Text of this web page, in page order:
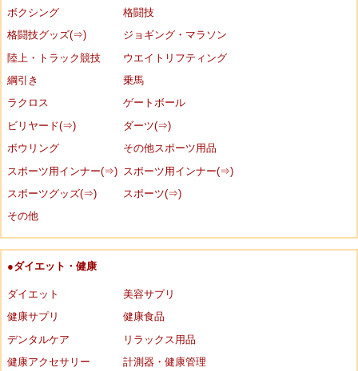
ボクシング
格闘技
格闘技グッズ(⇒)
ジョギング・マラソン
陸上・トラック競技
ウエイトリフティング
綱引き
乗馬
ラクロス
ゲートボール
ビリヤード(⇒)
ダーツ(⇒)
ボウリング
その他スポーツ用品
スポーツ用インナー(⇒)
スポーツ用インナー(⇒)
スポーツグッズ(⇒)
スポーツ(⇒)
その他
●ダイエット・健康
ダイエット
美容サプリ
健康サプリ
健康食品
デンタルケア
リラックス用品
健康アクセサリー
計測器・健康管理